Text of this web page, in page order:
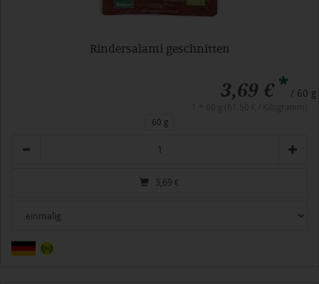
Rindersalami geschnitten
3,69 €* / 60 g
60 g
3,69 €